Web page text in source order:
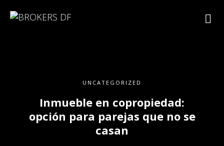
UNCATEGORIZED
Inmueble en copropiedad:
opción para parejas que no se
casan